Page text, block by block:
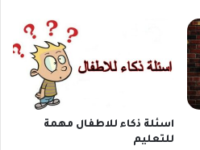
اسئلة ذكاء للاطفال مهمة
للتعليم